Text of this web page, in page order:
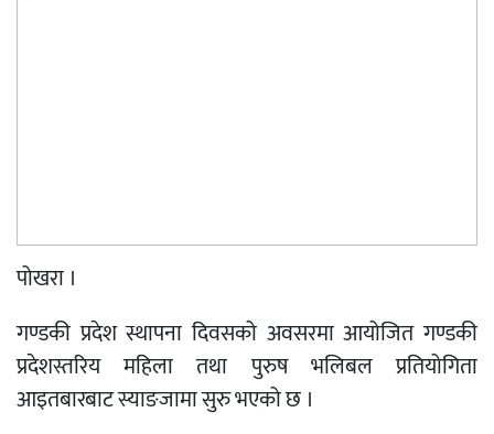
पोखरा ।
गण्डकी प्रदेश स्थापना दिवसको अवसरमा आयोजित गण्डकी
प्रदेशस्तरिय महिला तथा पुरुष भलिबल प्रतियोगिता
आइतबारबाट स्याङजामा सुरु भएको छ ।